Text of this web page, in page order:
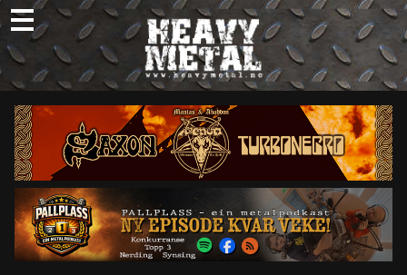
Skip
to
content
Nyheter
Omtaler
Intervjuer
Om oss
Abonner
Søk